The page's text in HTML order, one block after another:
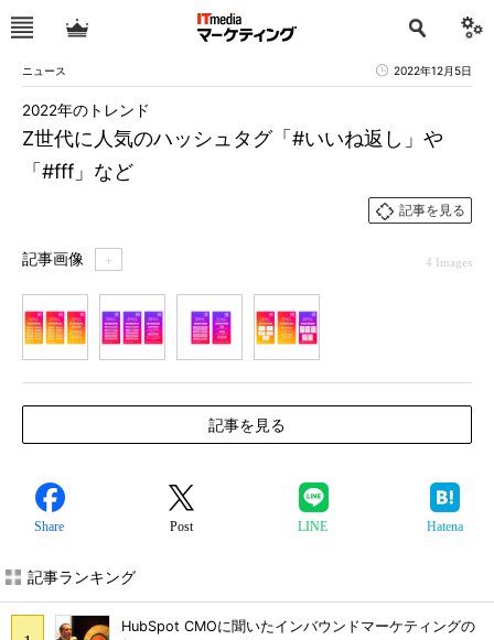
ニュース 2022年12月5日
Z世代に人気のハッシュタグ「#いいね返し」や
「#fff」など
2022年のトレンド
記事を見る
記事画像 ＋ 4 Images
記事を見る
Share Post LINE Hatena
記事ランキング
HubSpot CMOに聞いたインバウンドマーケティングの